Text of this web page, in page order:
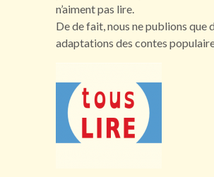
n’aiment pas lire.
De de fait, nous ne publions que
adaptations des contes